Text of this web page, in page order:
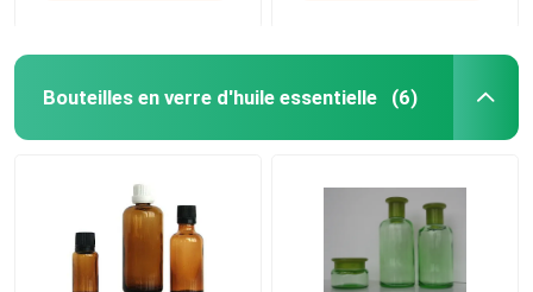
Bouteilles en verre d'huile essentielle (6)